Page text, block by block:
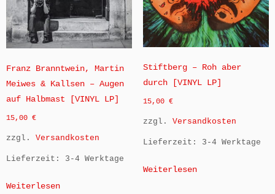
Franz Branntwein, Martin
Meiwes & Kallsen – Augen
auf Halbmast [VINYL LP]
15,00 €
zzgl. Versandkosten
Lieferzeit: 3-4 Werktage
Weiterlesen
Stiftberg – Roh aber
durch [VINYL LP]
15,00 €
zzgl. Versandkosten
Lieferzeit: 3-4 Werktage
Weiterlesen